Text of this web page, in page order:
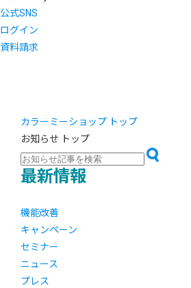
公式SNS
ログイン
資料請求
カラーミーショップ トップ
お知らせ トップ
最新情報
機能改善
キャンペーン
セミナー
ニュース
プレス